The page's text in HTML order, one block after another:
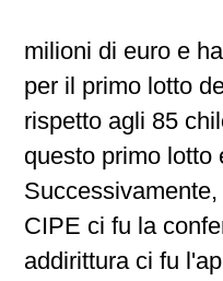
milioni di euro e
per il primo lotto
rispetto agli 85
questo primo lotto
CIPE ci fu la
addirittura ci fu